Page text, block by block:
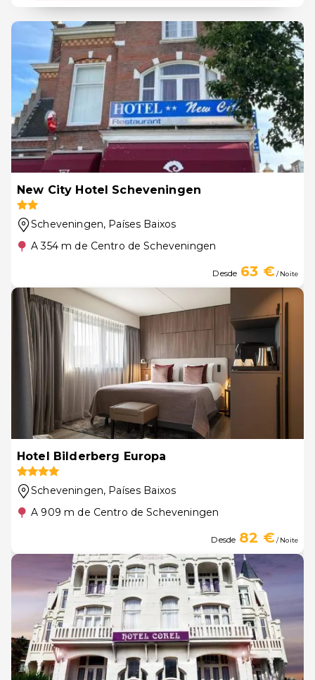
New City Hotel Scheveningen
Scheveningen, Países Baixos
A 354 m de Centro de Scheveningen
Desde 63 €/ Noite
Hotel Bilderberg Europa
Scheveningen, Países Baixos
A 909 m de Centro de Scheveningen
Desde 82 €/ Noite